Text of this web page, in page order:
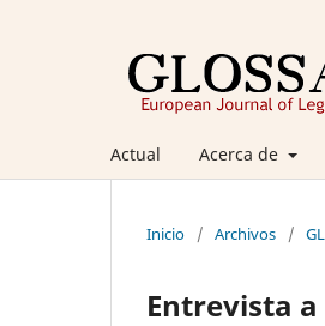
Actual Acerca de
Inicio / Archivos /
Entrevista